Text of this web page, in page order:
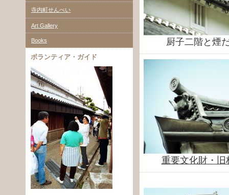
厨子二階と煙
重要文化財・旧
寺内町せんべい
Art Gallery
Books
ボランティア・ガイド